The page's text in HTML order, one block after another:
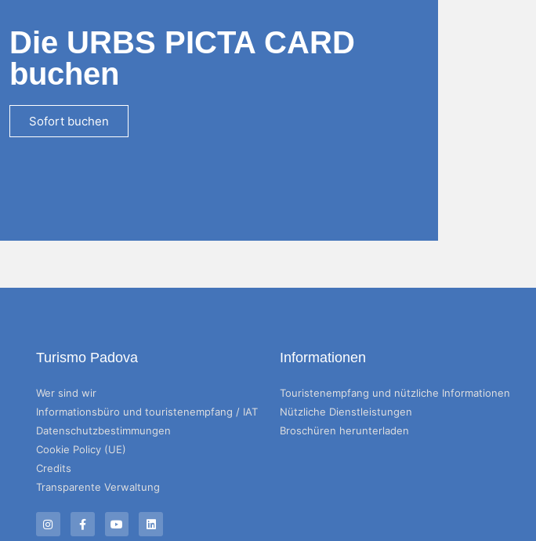
Die URBS PICTA CARD
buchen
Sofort buchen
Turismo Padova
Wer sind wir
Informationsbüro und touristenempfang / IAT
Datenschutzbestimmungen
Cookie Policy (UE)
Credits
Transparente Verwaltung
Informationen
Touristenempfang und nützliche Informationen
Nützliche Dienstleistungen
Broschüren herunterladen